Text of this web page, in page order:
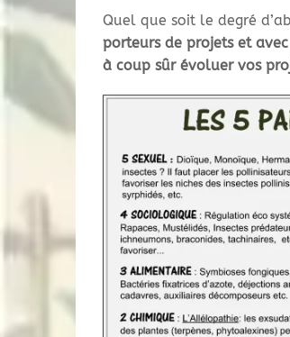
Quel que soit le degré
porteurs de projets et
à coup sûr évoluer vos